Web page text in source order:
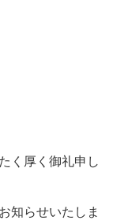
く厚く御礼申し
知らせいたしま